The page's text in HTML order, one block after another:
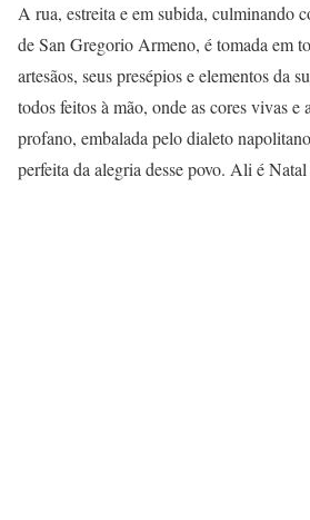
A rua, estreita e em subida, culminando
de San Gregorio Armeno, é tomada em
artesãos, seus presépios e elementos da
todos feitos à mão, onde as cores vivas e
profano, embalada pelo dialeto
perfeita da alegria desse povo. Ali é